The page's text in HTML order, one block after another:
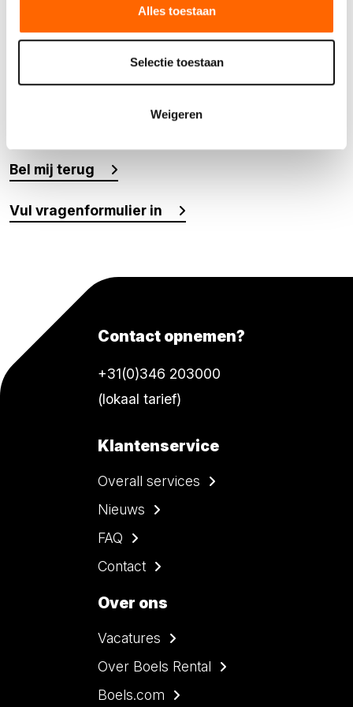
Alles toestaan
Selectie toestaan
Weigeren
deze twee weken geldt een prijs op aanvraag. Alle prijzen zijn
in euro's en exclusief transport, accessoires, diverse
toebehoren, eventuele milieuheffingen en schade-afkoop en
Bel mij terug
Vul vragenformulier in
Contact opnemen?
+31(0)346 203000
(lokaal tarief)
Klantenservice
Overall services
Nieuws
FAQ
Contact
Over ons
Vacatures
Over Boels Rental
Boels.com